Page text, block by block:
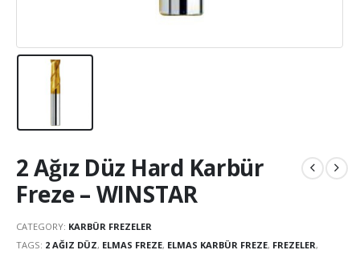
2 Ağız Düz Hard Karbür
Freze – WINSTAR
CATEGORY: KARBÜR FREZELER
TAGS: 2 AĞIZ DÜZ, ELMAS FREZE, ELMAS KARBÜR FREZE, FREZELER,